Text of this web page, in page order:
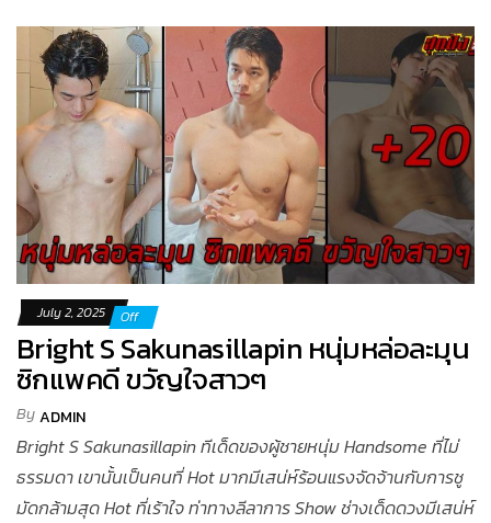
July 2, 2025 Off
Bright S Sakunasillapin หนุ่มหล่อละมุน
ซิกแพคดี ขวัญใจสาวๆ
ByADMIN
Bright S Sakunasillapin ทีเด็ดของผู้ชายหนุ่ม Handsome ที่ไม่
ธรรมดา เขานั้นเป็นคนที่ Hot มากมีเสน่ห์ร้อนแรงจัดจ้านกับการชู
มัดกล้ามสุด Hot ที่เร้าใจ ท่าทางลีลาการ Show ช่างเด็ดดวงมีเสน่ห์